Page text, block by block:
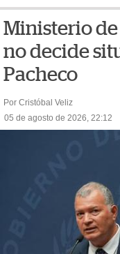
Ministerio de
no decide
Pacheco
Por Cristóbal Veliz
05 de agosto de 2026, 22:12